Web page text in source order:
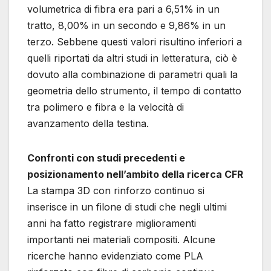
volumetrica di fibra era pari a 6,51% in un
tratto, 8,00% in un secondo e 9,86% in un
terzo. Sebbene questi valori risultino inferiori a
quelli riportati da altri studi in letteratura, ciò è
dovuto alla combinazione di parametri quali la
geometria dello strumento, il tempo di contatto
tra polimero e fibra e la velocità di
avanzamento della testina.
Confronti con studi precedenti e
posizionamento nell’ambito della ricerca CFR
La stampa 3D con rinforzo continuo si
inserisce in un filone di studi che negli ultimi
anni ha fatto registrare miglioramenti
importanti nei materiali compositi. Alcune
ricerche hanno evidenziato come PLA